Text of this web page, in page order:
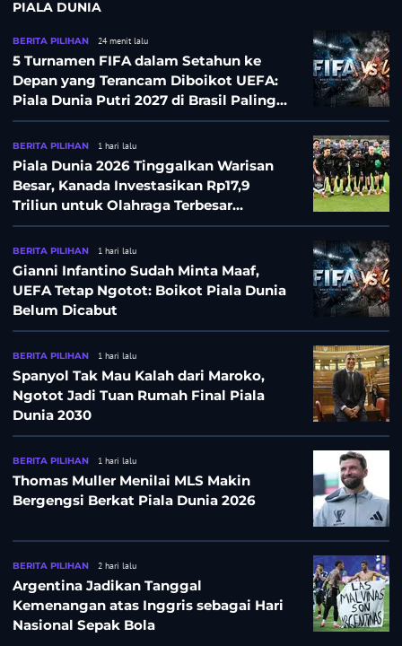
PIALA DUNIA
BERITA PILIHAN 24 menit lalu
5 Turnamen FIFA dalam Setahun ke
Depan yang Terancam Diboikot UEFA:
Piala Dunia Putri 2027 di Brasil Paling
Besar
BERITA PILIHAN 1 hari lalu
Piala Dunia 2026 Tinggalkan Warisan
Besar, Kanada Investasikan Rp17,9
Triliun untuk Olahraga Terbesar
Sepanjang Sejarah
BERITA PILIHAN 1 hari lalu
Gianni Infantino Sudah Minta Maaf,
UEFA Tetap Ngotot: Boikot Piala Dunia
Belum Dicabut
BERITA PILIHAN 1 hari lalu
Spanyol Tak Mau Kalah dari Maroko,
Ngotot Jadi Tuan Rumah Final Piala
Dunia 2030
BERITA PILIHAN 1 hari lalu
Thomas Muller Menilai MLS Makin
Bergengsi Berkat Piala Dunia 2026
BERITA PILIHAN 2 hari lalu
Argentina Jadikan Tanggal
Kemenangan atas Inggris sebagai Hari
Nasional Sepak Bola